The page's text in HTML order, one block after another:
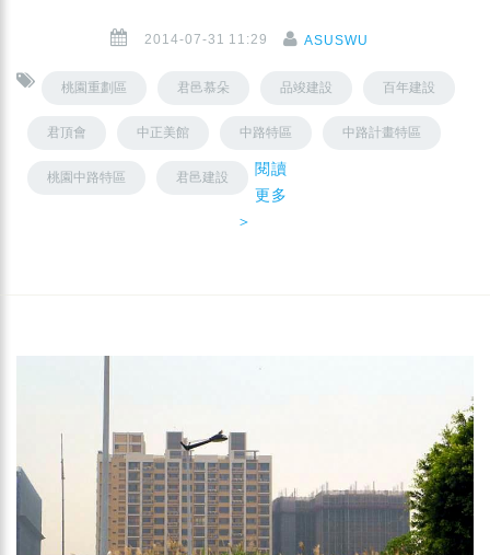
2014-07-31 11:29 ASUSWU
桃園重劃區 君邑慕朵 品竣建設 百年建設
君頂會 中正美館 中路特區 中路計畫特區
桃園中路特區 君邑建設
閱讀
更多
＞